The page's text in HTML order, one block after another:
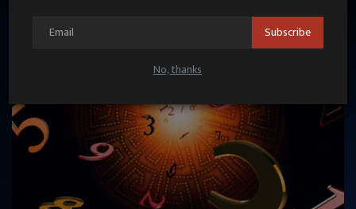
Subscribe
No, thanks